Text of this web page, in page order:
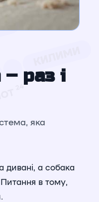
раз і
яка
дивані, а собака
в тому,